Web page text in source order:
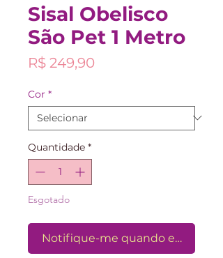
Sisal Obelisco
São Pet 1 Metro
R$ 249,90
Cor *
Quantidade *
Esgotado
Notifique-me quando estiver